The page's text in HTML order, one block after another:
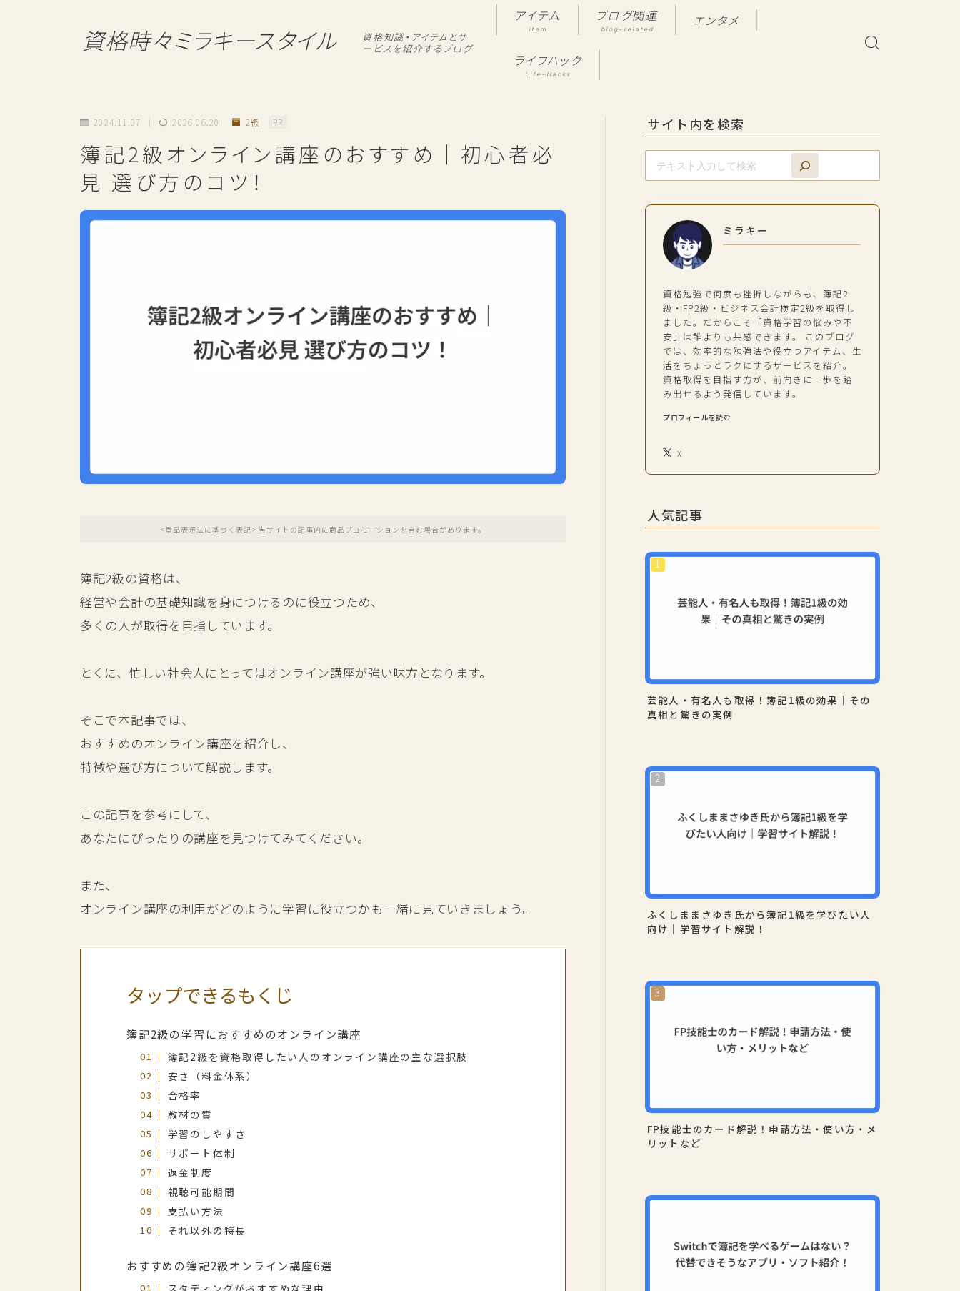
資格時々ミラキースタイル
資格知識・アイテムとサ
ービスを紹介するブログ
アイテム
item
ブログ関連
blog-related
エンタメ
ライフハック
Life-Hacks
2024.11.07 2026.06.20 2級 PR
簿記2級オンライン講座のおすすめ｜初心者必
見 選び方のコツ！
<景品表示法に基づく表記> 当サイトの記事内に商品プロモーションを含む場合があります。
簿記2級の資格は、
経営や会計の基礎知識を身につけるのに役立つため、
多くの人が取得を目指しています。
とくに、忙しい社会人にとってはオンライン講座が強い味方となります。
そこで本記事では、
おすすめのオンライン講座を紹介し、
特徴や選び方について解説します。
この記事を参考にして、
あなたにぴったりの講座を見つけてみてください。
また、
オンライン講座の利用がどのように学習に役立つかも一緒に見ていきましょう。
タップできるもくじ
簿記2級の学習におすすめのオンライン講座
簿記2級を資格取得したい人のオンライン講座の主な選択肢
安さ（料金体系）
合格率
教材の質
学習のしやすさ
サポート体制
返金制度
視聴可能期間
支払い方法
それ以外の特長
おすすめの簿記2級オンライン講座6選
サイト内を検索
ミラキー
資格勉強で何度も挫折しながらも、簿記2
級・FP2級・ビジネス会計検定2級を取得し
ました。だからこそ「資格学習の悩みや不
安」は誰よりも共感できます。 このブログ
では、効率的な勉強法や役立つアイテム、生
活をちょっとラクにするサービスを紹介。
資格取得を目指す方が、前向きに一歩を踏
み出せるよう発信しています。
プロフィールを読む
X
人気記事
芸能人・有名人も取得！簿記1級の効果｜その
真相と驚きの実例
ふくしままさゆき氏から簿記1級を学びたい人
向け｜学習サイト解説！
FP技能士のカード解説！申請方法・使い方・メ
リットなど